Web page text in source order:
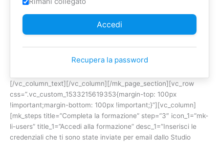
Recupera la password
[/vc_column_text][/vc_column][/mk_page_section][vc_row
css=”.vc_custom_1533215619353{margin-top: 100px
!important;margin-bottom: 100px !important;}”][vc_column]
[mk_steps title=”Completa la formazione” step=”3″ icon_1=”mk-
li-users” title_1=”Accedi alla formazione” desc_1=”Inserisci le
credenziali che ti sono state inviate per email dallo Studio